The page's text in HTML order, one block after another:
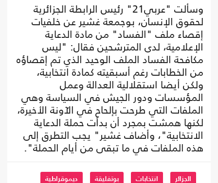
وسألت "عربي21" رئيس الرابطة الجزائرية
لحقوق الإنسان، بوجمعة غشير عن خلفيات
إقصاء ملف "الفساد" من مادة الدعاية
الإعلامية، لدى المترشحين فقال: "ليس
مكافحة الفساد الملف الوحيد الذي تم إقصاؤه
من الخطابات رغم أسبقيته كمادة انتخابية،
ولكن أيضا استقلالية العدالة وعمل
المؤسسات ودور الجيش في السياسة وهي
الملفات التي طرحت بإلحاح في الآونة الأخيرة،
لكنها همشت بمجرد أن بدأت حملة الدعاية
الانتخابية"، وأضاف غشير" يجب التطرق إلى
هذه الملفات في ما تبقى من أيام الحملة".
الجزائر انتخابات بوتفليقة ديموقراطية